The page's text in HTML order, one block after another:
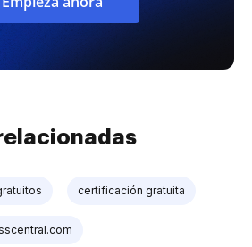
certificación gratuita